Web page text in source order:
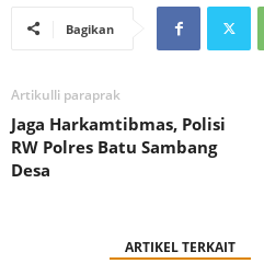
Bagikan
Artikulli paraprak
Jaga Harkamtibmas, Polisi
RW Polres Batu Sambang
Desa
ARTIKEL TERKAIT